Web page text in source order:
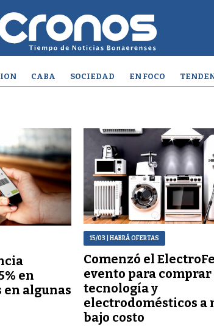
CABA SOCIEDAD EN FOCO
en
en algunas
15/03 | HABRÁ OFERTAS
Comenzó el
evento para comprar
tecnología y
electrodomésticos a
bajo costo